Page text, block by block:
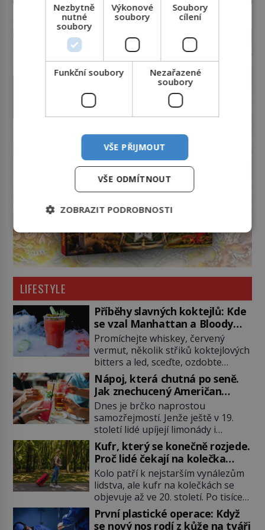
reklama
LIFESTYLE
Příběhy slavných koktejlů: Kde
se vzal Manhattan a Bloody
Mary?
Promíchejte whiskey, červený
vermut, několik střiků koktejlových
bitters a led, sceďte, ozdobte
koktejlovou třešinkou a tadá…
Manhattan je tu! A pokud to má být
skutečně on, dejte si pozor, ať
místo klasické americké rye
whiskey či klidně bourbonu
nepoužijete skotskou whisku. Co
se stane? Inu, koktejl bude stále
skvělý, ale už to nebude
Manhattan ale […]
Nápoj, která chutná po seně.
Jak znechucený Američan
vymyslel brčko
Dnes je brčko naprostou
samozřejmostí. Jenže ještě v 19.
století lidé upíjejí limonády i
koktejly dutými stébly žita nebo
žitné slámy. Fungují sice dobře,
mají ale jednu nepříjemnou
vlastnost po chvíli se rozmáčejí a
nápoji dodávají travnatou příchuť.
Právě tahle drobná nepříjemnost
přivede amerického výrobce
cigaretových náustků k nápadu,
Kufr, který se konečně rozjede.
Proč lidé čekají na kolečka
téměř pět tisíc let?
Kolo patří k nejstarším vynálezům
lidstva, ale kufr na kolečkách se
objevuje až ve 20. století. Po tisíce
let lidé vláčejí těžká zavazadla v
rukou, na zádech nebo je nakládají
První plastické operace: Když
se nový nos rodí z kůže na tváři
Nezbytně
nutné
soubory
Výkonové
soubory
Soubory
cílení
Funkční soubory
Nezařazené
soubory
VŠE PŘIJMOUT
VŠE ODMÍTNOUT
ZOBRAZIT PODROBNOSTI